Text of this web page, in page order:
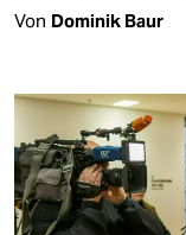
Von Dominik Baur